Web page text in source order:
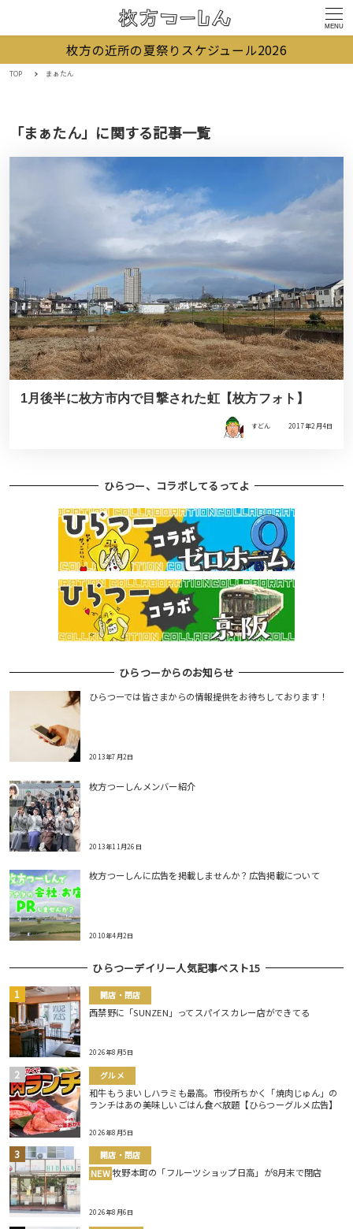
MENU
枚方の近所の夏祭りスケジュール2026
TOP まぁたん
「まぁたん」に関する記事一覧
1月後半に枚方市内で目撃された虹【枚方フォト】
すどん 2017年2月4日
ひらつー、コラボしてるってよ
ひらつーからのお知らせ
ひらつーでは皆さまからの情報提供をお待ちしております！
2013年7月2日
枚方つーしんメンバー紹介
2013年11月26日
枚方つーしんに広告を掲載しませんか？広告掲載について
2010年4月2日
ひらつーデイリー人気記事ベスト15
開店・閉店
西禁野に「SUNZEN」ってスパイスカレー店ができてる
2026年8月5日
グルメ
和牛もうまいしハラミも最高。市役所ちかく「焼肉じゅん」の
ランチはあの美味しいごはん食べ放題【ひらつーグルメ広告】
2026年8月5日
開店・閉店
NEW 牧野本町の「フルーツショップ日高」が8月末で閉店
2026年8月6日